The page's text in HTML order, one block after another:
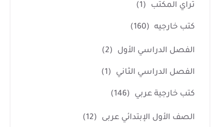
تراي المكتب (1)
كتب خارجيه (160)
الفصل الدراسي الأول (2)
الفصل الدراسي الثاني (1)
كتب خارجية عربي (146)
الصف الأول الإبتدائي عربى (12)